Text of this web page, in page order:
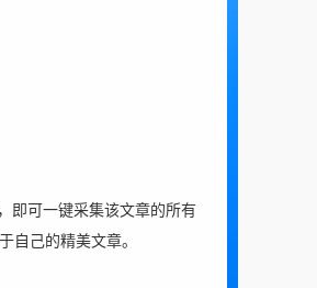
即可一键采集该文章的所有
自己的精美文章。